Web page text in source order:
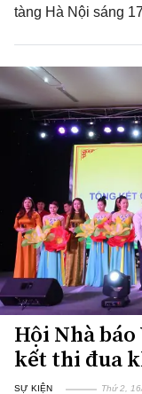
tàng Hà Nội sáng
Hội Nhà
kết thi đua
SỰ KIỆN Thứ 2,